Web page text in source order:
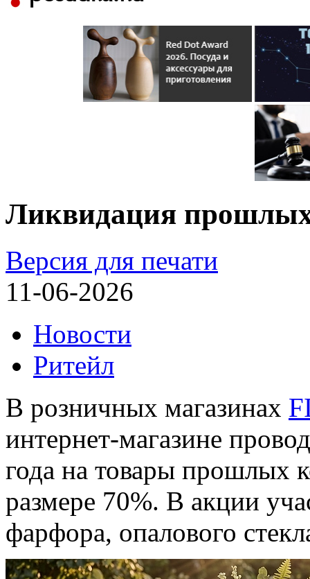
Ликвидация
Версия для печати
11-06-2026
Новости
Ритейл
В розничных магазинах
интернет-магазине
года на товары прошлых
размере 70%. В акции
фарфора, опалового